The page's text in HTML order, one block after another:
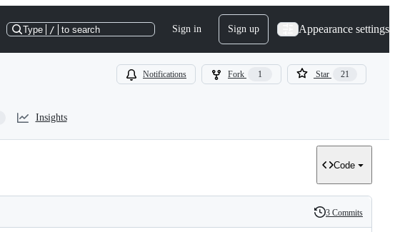
Type / to search Sign in Sign up Appearance settings
Notifications Fork 1 Star 21
Insights
Code
History
3 Commits